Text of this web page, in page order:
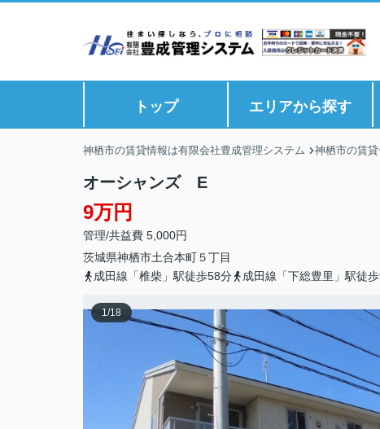
トップ エリアから探す
神栖市の賃貸情報は有限会社豊成管理システム 神栖市の賃貸
オーシャンズ E
9万円
管理/共益費 5,000円
茨城県神栖市土合本町５丁目
成田線「椎柴」駅徒歩58分
成田線「下総豊里」駅徒
1/18